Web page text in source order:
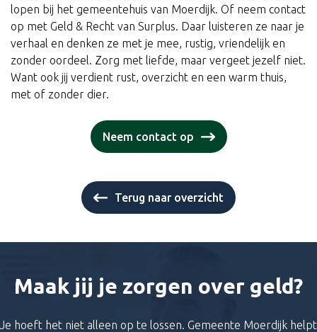
lopen bij het gemeentehuis van Moerdijk. Of neem contact
op met Geld & Recht van Surplus. Daar luisteren ze naar je
verhaal en denken ze met je mee, rustig, vriendelijk en
zonder oordeel. Zorg met liefde, maar vergeet jezelf niet.
Want ook jij verdient rust, overzicht en een warm thuis,
met of zonder dier.
Neem contact op
Terug naar overzicht
Maak jij je zorgen over geld?
Je hoeft het niet alleen op te lossen. Gemeente Moerdijk helpt